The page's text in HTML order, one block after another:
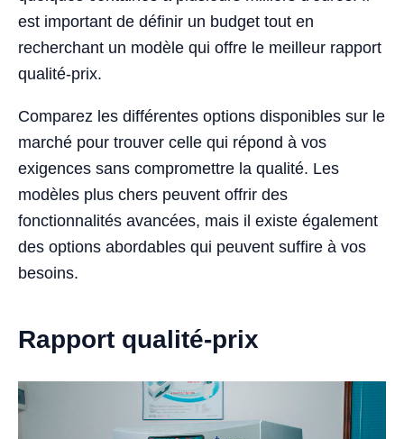
est important de définir un budget tout en
recherchant un modèle qui offre le meilleur rapport
qualité-prix.
Comparez les différentes options disponibles sur le
marché pour trouver celle qui répond à vos
exigences sans compromettre la qualité. Les
modèles plus chers peuvent offrir des
fonctionnalités avancées, mais il existe également
des options abordables qui peuvent suffire à vos
besoins.
Rapport qualité-prix